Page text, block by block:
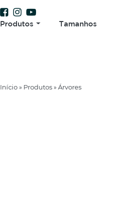
Produtos Tamanhos
Início» Produtos»Árvores